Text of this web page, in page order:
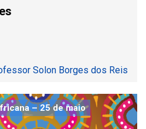
Solon Borges dos Reis
– 25 de maio